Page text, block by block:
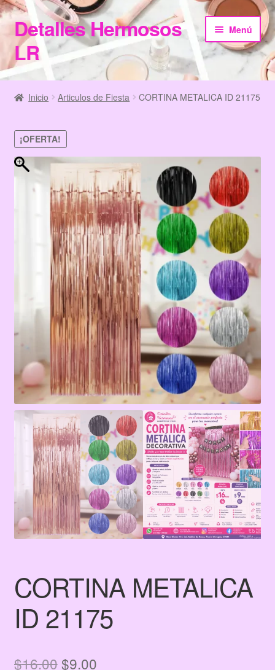
Ir
a
la
navegación
Ir
al
contenido
Detalles Hermosos
LR
Menú
Inicio
Checkout
Home
Información de Compra
My Account
Terms & Conditions
Tienda
Inicio Articulos de Fiesta CORTINA METALICA ID 21175
¡OFERTA!
CORTINA METALICA
ID 21175
$16.00El
$9.00El